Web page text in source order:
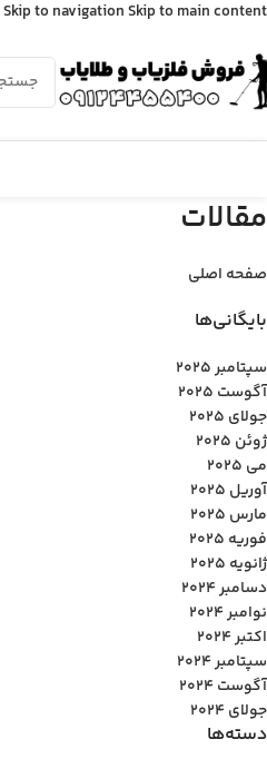
Skip to navigationSkip to main content
مقالات
صفحه اصلی
بایگانی‌ها
سپتامبر 2025
آگوست 2025
جولای 2025
ژوئن 2025
می 2025
آوریل 2025
مارس 2025
فوریه 2025
ژانویه 2025
دسامبر 2024
نوامبر 2024
اکتبر 2024
سپتامبر 2024
آگوست 2024
جولای 2024
دسته‌ها